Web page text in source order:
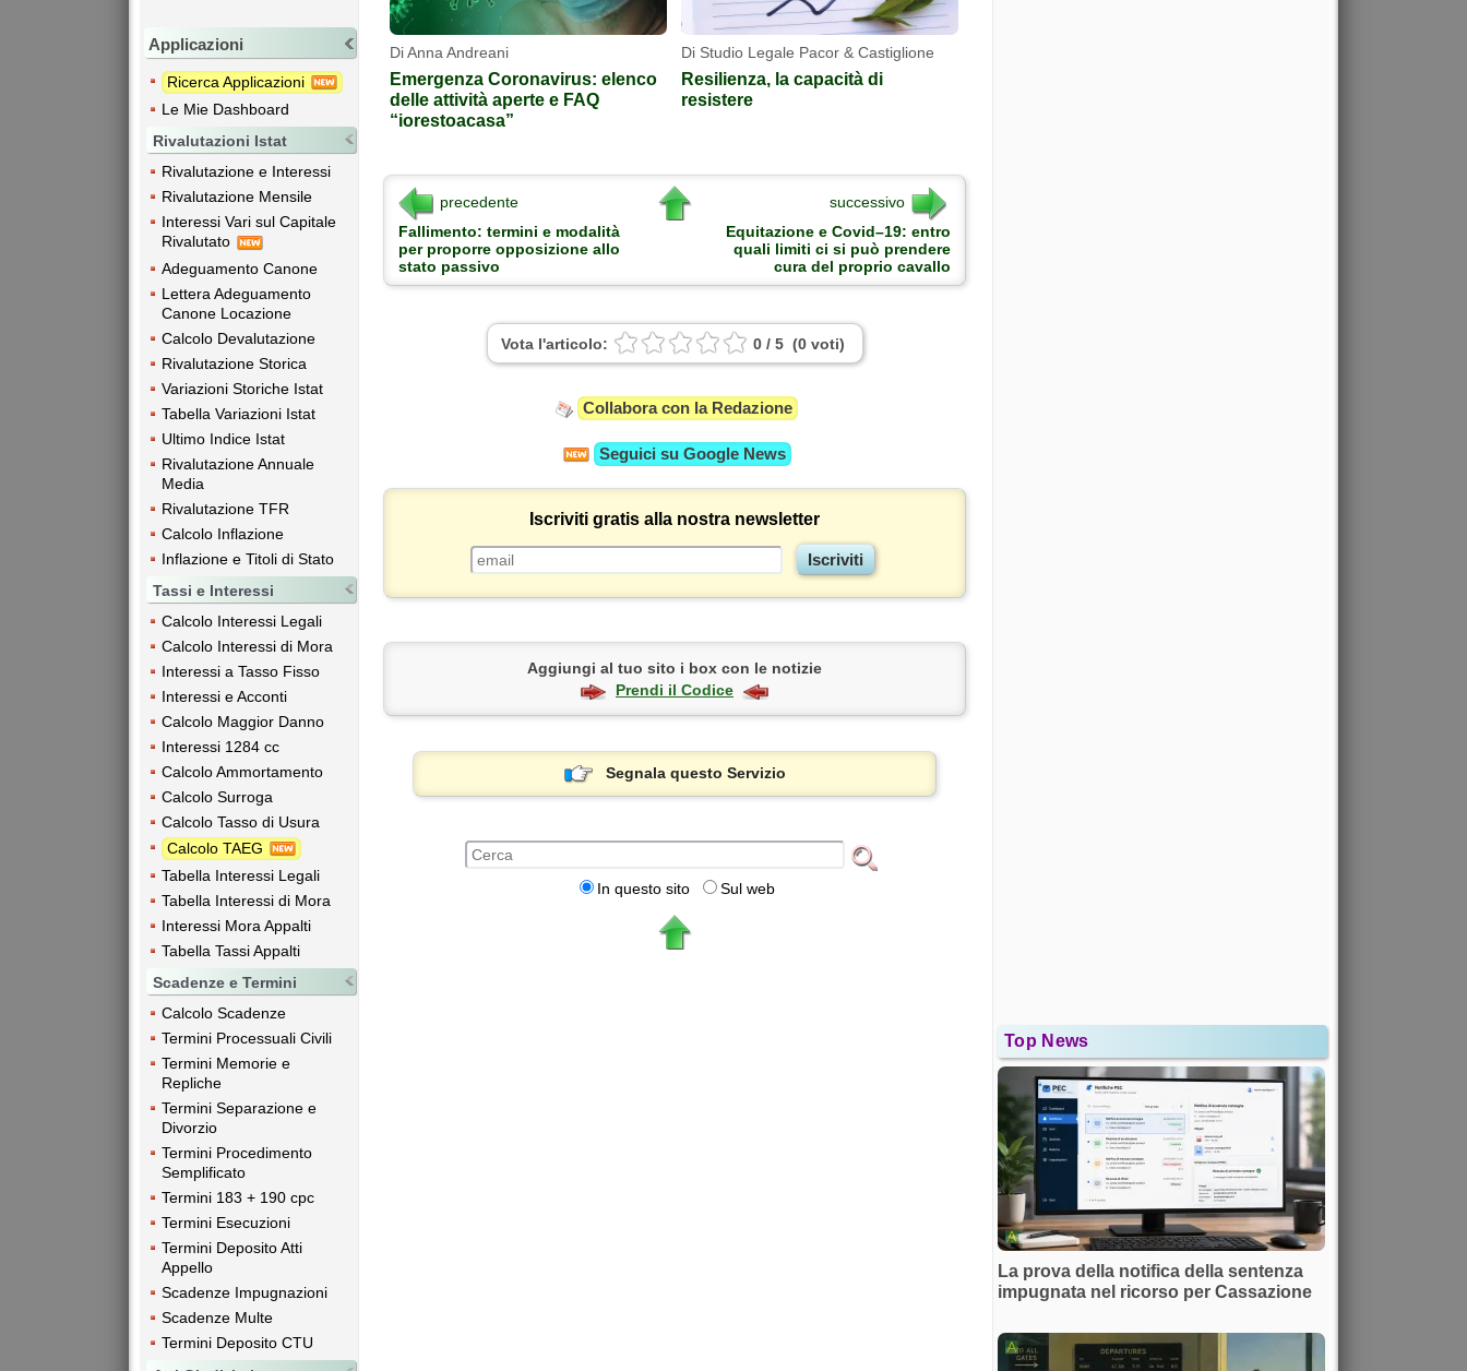
Applicazioni
Ricerca Applicazioni
Le Mie Dashboard
Rivalutazioni Istat
Rivalutazione e Interessi
Rivalutazione Mensile
Interessi Vari sul Capitale
Rivalutato
Adeguamento Canone
Lettera Adeguamento
Canone Locazione
Calcolo Devalutazione
Rivalutazione Storica
Variazioni Storiche Istat
Tabella Variazioni Istat
Ultimo Indice Istat
Rivalutazione Annuale
Media
Rivalutazione TFR
Calcolo Inflazione
Inflazione e Titoli di Stato
Tassi e Interessi
Calcolo Interessi Legali
Calcolo Interessi di Mora
Interessi a Tasso Fisso
Interessi e Acconti
Calcolo Maggior Danno
Interessi 1284 cc
Calcolo Ammortamento
Calcolo Surroga
Calcolo Tasso di Usura
Calcolo TAEG
Tabella Interessi Legali
Tabella Interessi di Mora
Interessi Mora Appalti
Tabella Tassi Appalti
Scadenze e Termini
Calcolo Scadenze
Termini Processuali Civili
Termini Memorie e
Repliche
Termini Separazione e
Divorzio
Termini Procedimento
Semplificato
Termini 183 + 190 cpc
Termini Esecuzioni
Termini Deposito Atti
Appello
Scadenze Impugnazioni
Scadenze Multe
Termini Deposito CTU
Di Anna Andreani
Emergenza Coronavirus: elenco
delle attività aperte e FAQ
“iorestoacasa”
Di Studio Legale Pacor & Castiglione
Resilienza, la capacità di
resistere
precedente
successivo
Fallimento: termini e modalità
per proporre opposizione allo
stato passivo
Equitazione e Covid–19: entro
quali limiti ci si può prendere
cura del proprio cavallo
Vota l'articolo: 0/ 5 (0 voti)
Collabora con la Redazione
Seguici su Google News
Iscriviti gratis alla nostra newsletter
Aggiungi al tuo sito i box con le notizie
Prendi il Codice
Segnala questo Servizio
In questo sito Sul web
Top News
La prova della notifica della sentenza
impugnata nel ricorso per Cassazione